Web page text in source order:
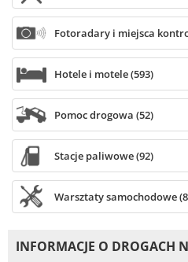
Fotoradary i miejsca
Hotele i motele (593)
Pomoc drogowa (52)
Stacje paliwowe (92)
Warsztaty samochodowe
INFORMACJE O DROGACH